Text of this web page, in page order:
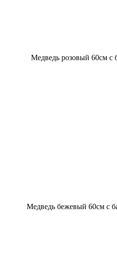
Медведь розовый 60см с
Медведь бежевый 60см с